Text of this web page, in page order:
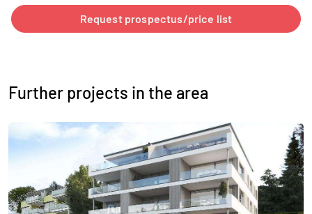
Request prospectus/price list
Further projects in the area